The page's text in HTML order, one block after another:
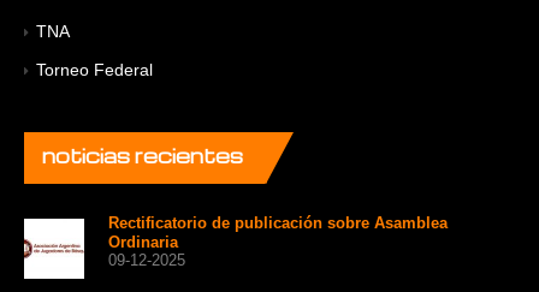
TNA
Torneo Federal
noticiasrecientes
Rectificatorio de publicación sobre Asamblea
Ordinaria
09-12-2025